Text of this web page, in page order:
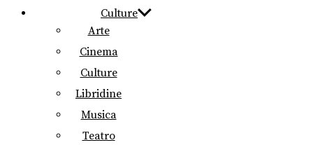
Culture
Arte
Cinema
Culture
Libridine
Musica
Teatro